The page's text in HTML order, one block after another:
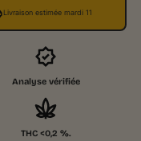
Livraison estimée mardi 11
Analyse vérifiée
THC <0,2 %.